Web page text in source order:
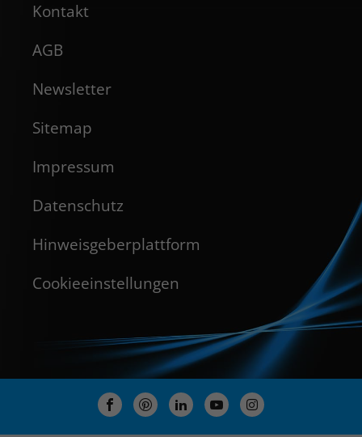
Kontakt
AGB
Newsletter
Sitemap
Impressum
Datenschutz
Hinweisgeberplattform
Cookieeinstellungen